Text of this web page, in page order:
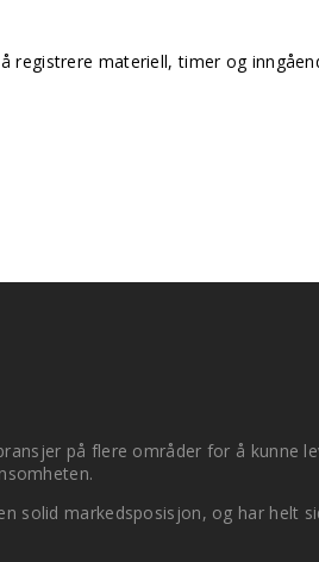
materiell, timer og
på flere områder for å kunne
solid markedsposisjon, og har helt